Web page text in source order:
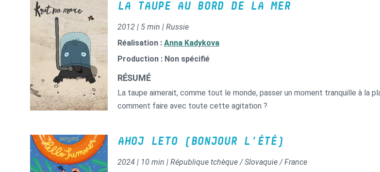
LA TAUPE AU BORD DE LA MER
2012 | 5 min | Russie
Réalisation : Anna Kadykova
Production : Non spécifié
RÉSUMÉ
La taupe aimerait, comme tout le monde, passer un moment tranquille à la
comment faire avec toute cette agitation ?
AHOJ LETO (BONJOUR L’ÉTÉ)
2024 | 10 min | République tchèque / Slovaquie / France